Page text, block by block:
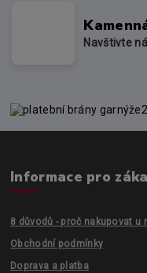
Navštivte
Informace pro
8 důvodů - proč nakupovat u
Obchodní podmínky
Doprava a platba